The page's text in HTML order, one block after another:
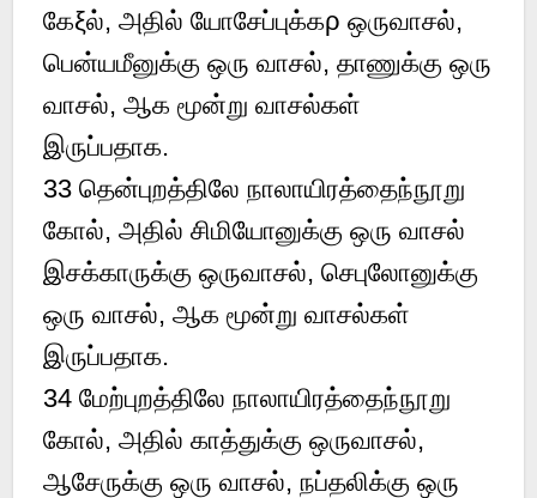
கேξல், அதில் யோசேப்புக்கρ ஒருவாசல்,
பென்யமீனுக்கு ஒரு வாசல், தாணுக்கு ஒரு
வாசல், ஆக மூன்று வாசல்கள்
இருப்பதாக.
33 தென்புறத்திலே நாலாயிரத்தைந்நூறு
கோல், அதில் சிமியோனுக்கு ஒரு வாசல்
இசக்காருக்கு ஒருவாசல், செபுலோனுக்கு
ஒரு வாசல், ஆக மூன்று வாசல்கள்
இருப்பதாக.
34 மேற்புறத்திலே நாலாயிரத்தைந்நூறு
கோல், அதில் காத்துக்கு ஒருவாசல்,
ஆசேருக்கு ஒரு வாசல், நப்தலிக்கு ஒரு